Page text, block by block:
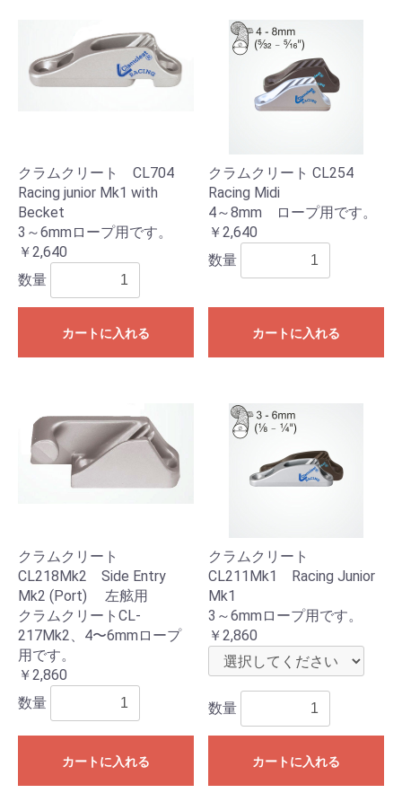
クラムクリート CL704
Racing junior Mk1 with
Becket
3～6mmロープ用です。
￥2,640
数量
カートに入れる
クラムクリート CL254
Racing Midi
4～8mm ロープ用です。
￥2,640
数量
カートに入れる
クラムクリート
CL218Mk2 Side Entry
Mk2 (Port) 左舷用
クラムクリートCL-
217Mk2、4〜6mmロープ
用です。
￥2,860
数量
カートに入れる
クラムクリート
CL211Mk1 Racing Junior
Mk1
3～6mmロープ用です。
￥2,860
数量
カートに入れる